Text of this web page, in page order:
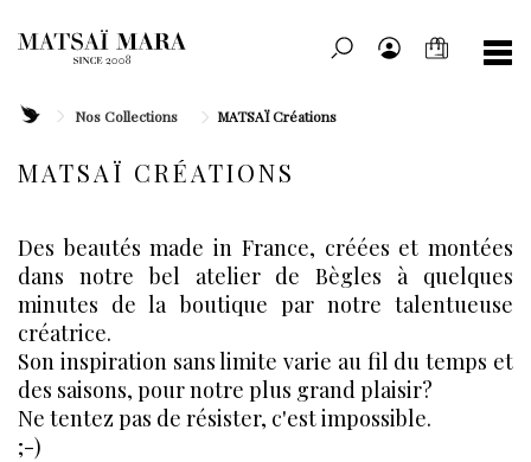
Nos Collections MATSAÏ Créations
MATSAÏ CRÉATIONS
Des beautés made in France, créées et montées
dans notre bel atelier de Bègles à quelques
minutes de la boutique par notre talentueuse
créatrice.
Son inspiration sans limite varie au fil du temps et
des saisons, pour notre plus grand plaisir?
Ne tentez pas de résister, c'est impossible.
;-)